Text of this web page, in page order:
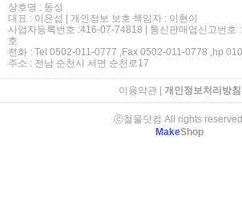
상호명 : 동성
대표 : 이은섭 | 개인정보 보호 책임자 : 이현이
사업자등록번호 :416-07-74818 | 통신판매업신고번호
호
전화 : Tel 0502-011-0777 ,Fax 0502-011-0778 ,hp
주소 : 전남 순천시 서면 순천로17
이용약관| 개인정보처리방침
ⓒ철물닷컴 All rights reserved.
MakeShop